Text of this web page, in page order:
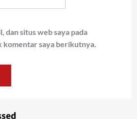
dan situs web saya pada
komentar saya berikutnya.